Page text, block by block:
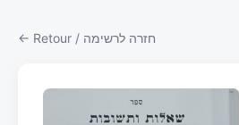
← Retour / חזרה לרשימה